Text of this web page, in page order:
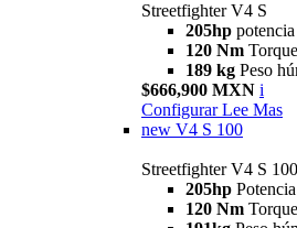
Streetfighter V4 S
205hp potencia
120 Nm Torque
189 kg Peso
$666,900 MXN i
Configurar Lee Mas
new V4 S 100
Streetfighter V4 S 100
205hp Potencia
120 Nm Torque